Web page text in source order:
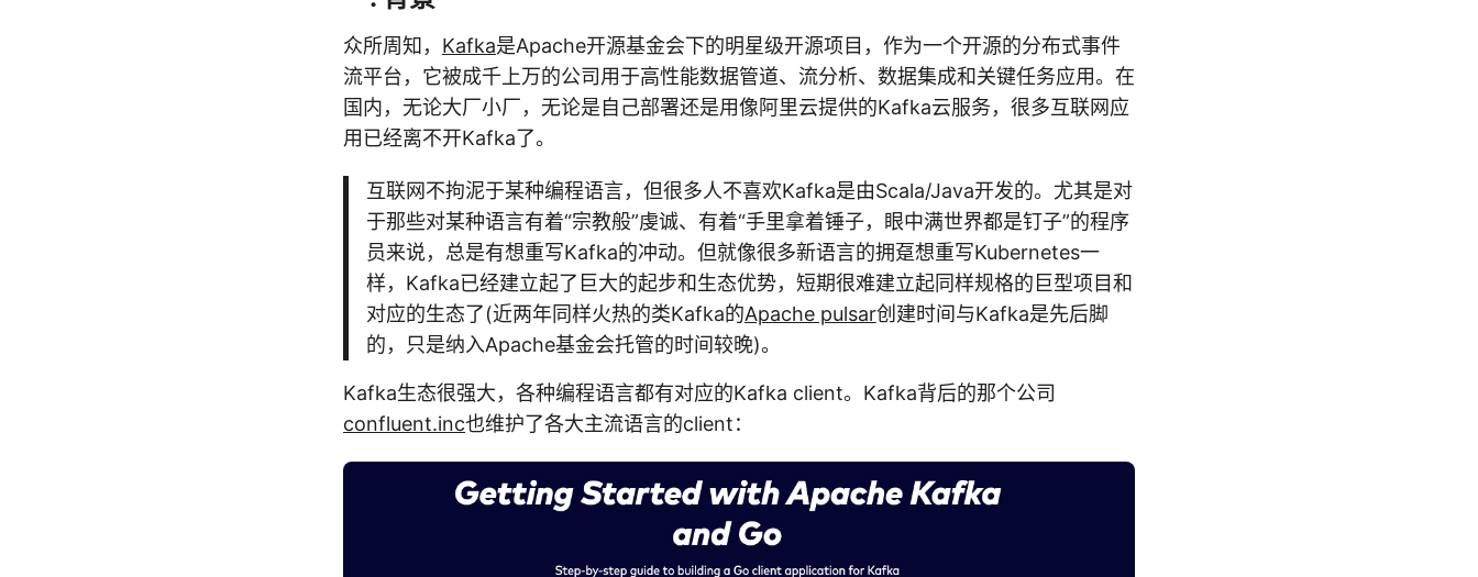
众所周知， Kafka是Apache开源基金会下的明星级开源项目，作为一个开源的分布式事件
流平台，它被成千上万的公司用于高性能数据管道、流分析、数据集成和关键任务应用。在
国内，无论大厂小厂，无论是自己部署还是用像阿里云提供的Kafka云服务，很多互联网应
用已经离不开Kafka了。
互联网不拘泥于某种编程语言，但很多人不喜欢Kafka是由Scala/Java开发的。尤其是对
于那些对某种语言有着“宗教般”虔诚、有着“手里拿着锤子，眼中满世界都是钉子”的程序
员来说，总是有想重写Kafka的冲动。但就像很多新语言的拥趸想重写Kubernetes一
样，Kafka已经建立起了巨大的起步和生态优势，短期很难建立起同样规格的巨型项目和
对应的生态了(近两年同样火热的类Kafka的Apache pulsar创建时间与Kafka是先后脚
的，只是纳入Apache基金会托管的时间较晚)。
Kafka生态很强大，各种编程语言都有对应的Kafka client。Kafka背后的那个公司
confluent.inc也维护了各大主流语言的client：